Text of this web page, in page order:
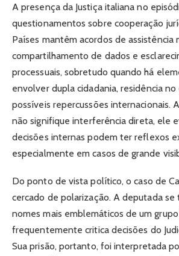
A presença da Justiça italiana no
questionamentos sobre cooperação
Países mantêm acordos de assistência
compartilhamento de dados e
processuais, sobretudo quando há
envolver dupla cidadania, residência
possíveis repercussões internacionais.
não signifique interferência direta, ele
decisões internas podem ter reflexos
especialmente em casos de grande
Do ponto de vista político, o caso de
cercado de polarização. A deputada se
nomes mais emblemáticos de um
frequentemente critica decisões do
Sua prisão, portanto, foi interpretada